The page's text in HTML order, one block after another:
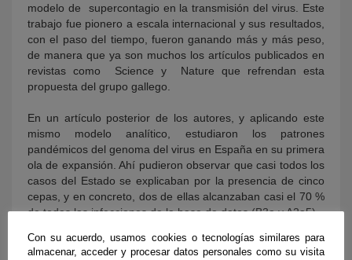
modelo de supercontagio en la transmisión del virus. Este
trabajo fue pionero a escala internacional y sus resultados,
con el paso del tiempo, fueron ganando más y más peso,
de manera que ya son muchos los artículos publicados en
revistas como Science y Nature que refrendan esta
propuesta del grupo gallego.
En un artículo posterior de los autores, y aplicando este
mismo modelo analítico, estudiaron los patrones
pandémicos del genoma del virus en España en su primera
ola de expansión. Ahí pudieron observar que casi todos los
casos del Estado se explicaban por la presencia de cinco
cepas, y en concreto, dos de ellas alcanzaban casi el 70 %
de todas las infecciones de la base de datos (B3a y A2a5).
En aquel momento, las mutaciones que dieron lugar a B3a
Con su acuerdo, usamos cookies o tecnologías similares para
almacenar, acceder y procesar datos personales como su visita